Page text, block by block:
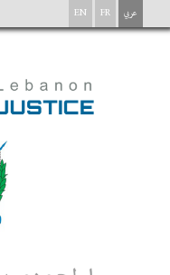
EN FR عربي